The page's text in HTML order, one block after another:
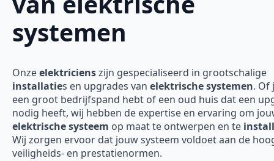
systemen
Onzeelektricienszijn gespecialiseerd in grootschalige
installaties en upgrades van elektrische systemen. Of
een groot bedrijfspand hebt of een oud huis dat een
nodig heeft, wij hebben de expertise en ervaring om
elektrische systeem op maat te ontwerpen en te
Wij zorgen ervoor dat jouw systeem voldoet aan de
veiligheids- en prestatienormen.